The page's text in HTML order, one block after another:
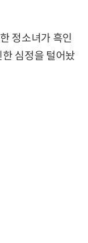
정소녀가 흑인
심정을 털어놨